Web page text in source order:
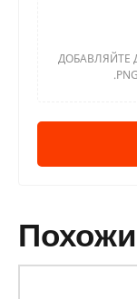
ДОБАВЛЯЙТЕ